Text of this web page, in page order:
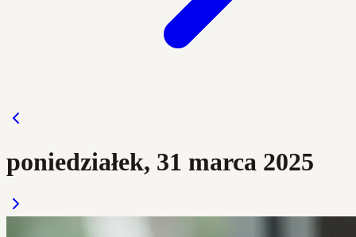
poniedziałek, 31 marca 2025